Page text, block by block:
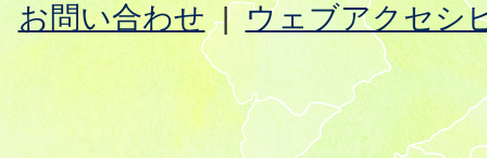
お問い合わせ
ウェブアクセシ